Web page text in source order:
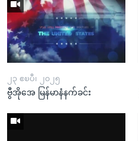
၂၃ ဧၿပီ၊ ၂၀၂၅
ဗွီအိုအေ မြန်မာနံနက်ခင်း